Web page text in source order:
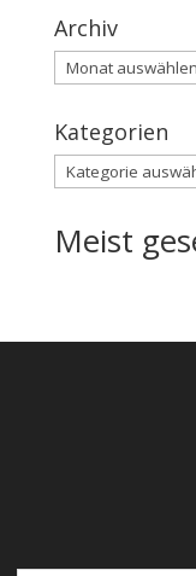
Archiv
Archiv
Kategorien
Kategorien
Meist